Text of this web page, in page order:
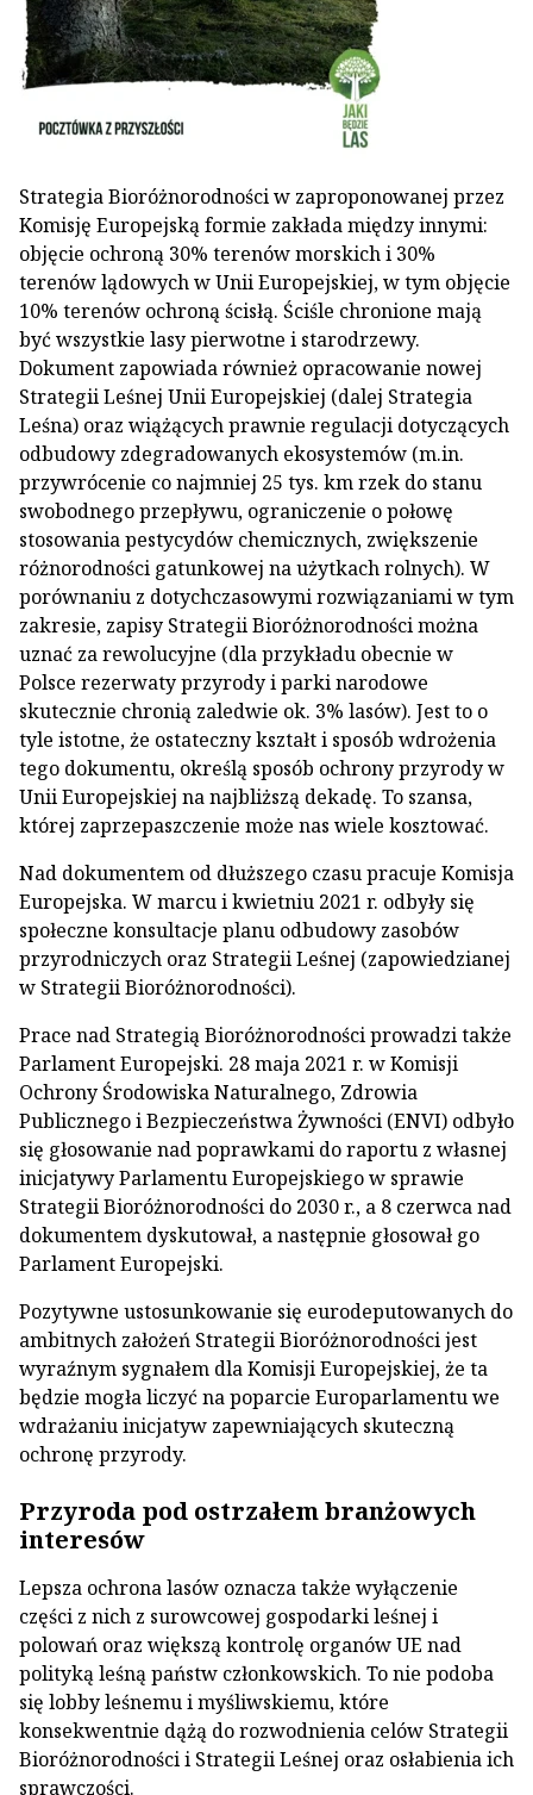
Strategia Bioróżnorodności w zaproponowanej przez
Komisję Europejską formie zakłada między innymi:
objęcie ochroną 30% terenów morskich i 30%
terenów lądowych w Unii Europejskiej, w tym objęcie
10% terenów ochroną ścisłą. Ściśle chronione mają
być wszystkie lasy pierwotne i starodrzewy.
Dokument zapowiada również opracowanie nowej
Strategii Leśnej Unii Europejskiej (dalej Strategia
Leśna) oraz wiążących prawnie regulacji dotyczących
odbudowy zdegradowanych ekosystemów (m.in.
przywrócenie co najmniej 25 tys. km rzek do stanu
swobodnego przepływu, ograniczenie o połowę
stosowania pestycydów chemicznych, zwiększenie
różnorodności gatunkowej na użytkach rolnych). W
porównaniu z dotychczasowymi rozwiązaniami w tym
zakresie, zapisy Strategii Bioróżnorodności można
uznać za rewolucyjne (dla przykładu obecnie w
Polsce rezerwaty przyrody i parki narodowe
skutecznie chronią zaledwie ok. 3% lasów). Jest to o
tyle istotne, że ostateczny kształt i sposób wdrożenia
tego dokumentu, określą sposób ochrony przyrody w
Unii Europejskiej na najbliższą dekadę. To szansa,
której zaprzepaszczenie może nas wiele kosztować.
Nad dokumentem od dłuższego czasu pracuje Komisja
Europejska. W marcu i kwietniu 2021 r. odbyły się
społeczne konsultacje planu odbudowy zasobów
przyrodniczych oraz Strategii Leśnej (zapowiedzianej
w Strategii Bioróżnorodności).
Prace nad Strategią Bioróżnorodności prowadzi także
Parlament Europejski. 28 maja 2021 r. w Komisji
Ochrony Środowiska Naturalnego, Zdrowia
Publicznego i Bezpieczeństwa Żywności (ENVI) odbyło
się głosowanie nad poprawkami do raportu z własnej
inicjatywy Parlamentu Europejskiego w sprawie
Strategii Bioróżnorodności do 2030 r., a 8 czerwca nad
dokumentem dyskutował, a następnie głosował go
Parlament Europejski.
Pozytywne ustosunkowanie się eurodeputowanych do
ambitnych założeń Strategii Bioróżnorodności jest
wyraźnym sygnałem dla Komisji Europejskiej, że ta
będzie mogła liczyć na poparcie Europarlamentu we
wdrażaniu inicjatyw zapewniających skuteczną
ochronę przyrody.
Przyroda pod ostrzałem branżowych
interesów
Lepsza ochrona lasów oznacza także wyłączenie
części z nich z surowcowej gospodarki leśnej i
polowań oraz większą kontrolę organów UE nad
polityką leśną państw członkowskich. To nie podoba
się lobby leśnemu i myśliwskiemu, które
konsekwentnie dążą do rozwodnienia celów Strategii
Bioróżnorodności i Strategii Leśnej oraz osłabienia ich
sprawczości.